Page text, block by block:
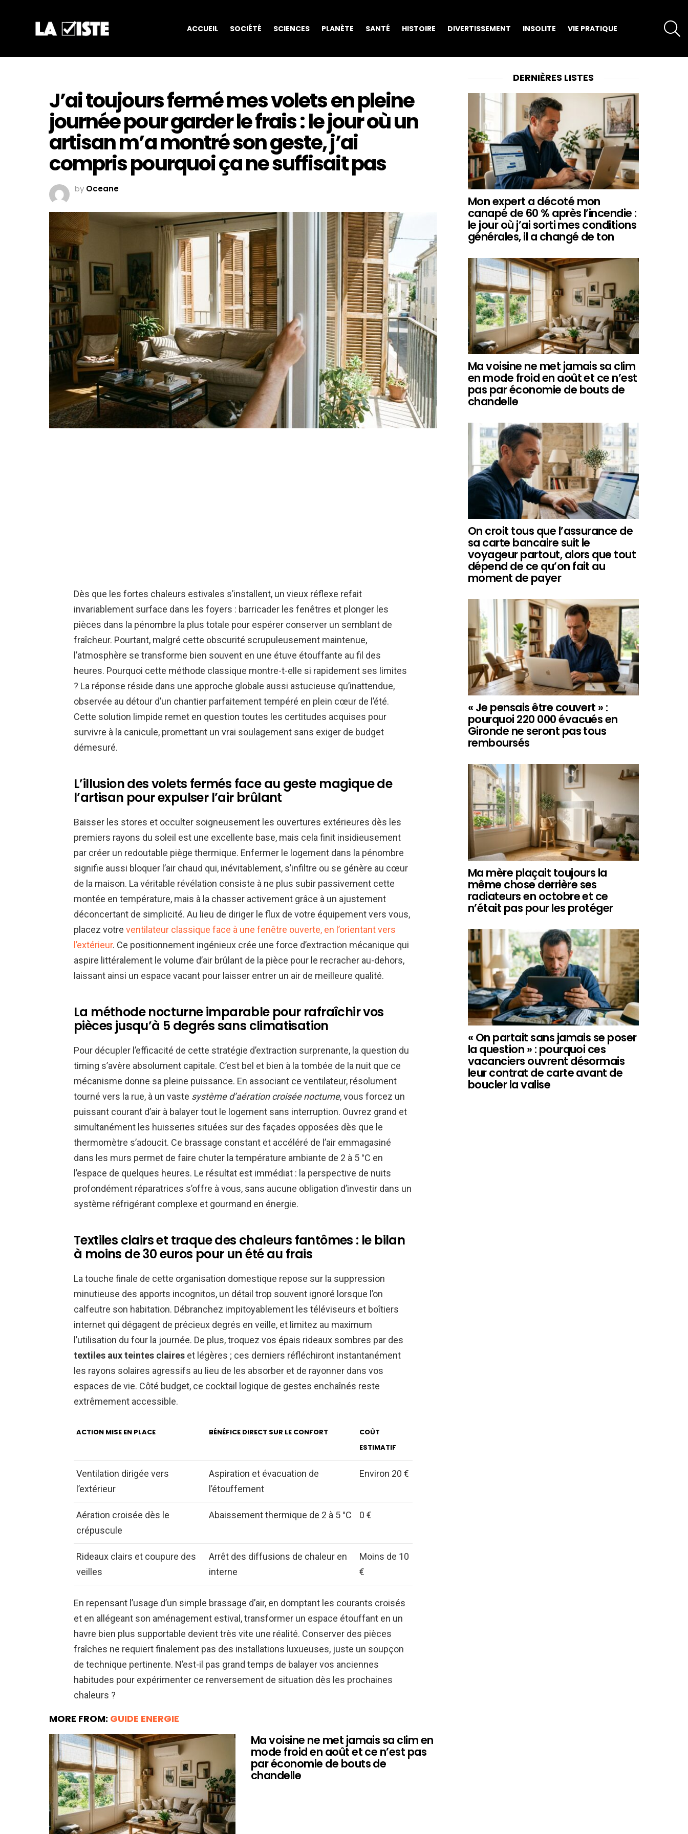
ACCUEIL SOCIÉTÉ SCIENCES PLANÈTE SANTÉ HISTOIRE DIVERTISSEMENT INSOLITE VIE PRATIQUE
J’ai toujours fermé mes volets en pleine
journée pour garder le frais : le jour où un
artisan m’a montré son geste, j’ai
compris pourquoi ça ne suffisait pas
by Oceane
Dès que les fortes chaleurs estivales s’installent, un vieux réflexe refait
invariablement surface dans les foyers : barricader les fenêtres et plonger les
pièces dans la pénombre la plus totale pour espérer conserver un semblant de
fraîcheur. Pourtant, malgré cette obscurité scrupuleusement maintenue,
l’atmosphère se transforme bien souvent en une étuve étouffante au fil des
heures. Pourquoi cette méthode classique montre-t-elle si rapidement ses limites
? La réponse réside dans une approche globale aussi astucieuse qu’inattendue,
observée au détour d’un chantier parfaitement tempéré en plein cœur de l’été.
Cette solution limpide remet en question toutes les certitudes acquises pour
survivre à la canicule, promettant un vrai soulagement sans exiger de budget
démesuré.
L’illusion des volets fermés face au geste magique de
l’artisan pour expulser l’air brûlant
Baisser les stores et occulter soigneusement les ouvertures extérieures dès les
premiers rayons du soleil est une excellente base, mais cela finit insidieusement
par créer un redoutable piège thermique. Enfermer le logement dans la pénombre
signifie aussi bloquer l’air chaud qui, inévitablement, s’infiltre ou se génère au cœur
de la maison. La véritable révélation consiste à ne plus subir passivement cette
montée en température, mais à la chasser activement grâce à un ajustement
déconcertant de simplicité. Au lieu de diriger le flux de votre équipement vers vous,
placez votre ventilateur classique face à une fenêtre ouverte, en l’orientant vers
l’extérieur. Ce positionnement ingénieux crée une force d’extraction mécanique qui
aspire littéralement le volume d’air brûlant de la pièce pour le recracher au-dehors,
laissant ainsi un espace vacant pour laisser entrer un air de meilleure qualité.
La méthode nocturne imparable pour rafraîchir vos
pièces jusqu’à 5 degrés sans climatisation
Pour décupler l’efficacité de cette stratégie d’extraction surprenante, la question du
timing s’avère absolument capitale. C’est bel et bien à la tombée de la nuit que ce
mécanisme donne sa pleine puissance. En associant ce ventilateur, résolument
tourné vers la rue, à un vaste système d’aération croisée nocturne, vous forcez un
puissant courant d’air à balayer tout le logement sans interruption. Ouvrez grand et
simultanément les huisseries situées sur des façades opposées dès que le
thermomètre s’adoucit. Ce brassage constant et accéléré de l’air emmagasiné
dans les murs permet de faire chuter la température ambiante de 2 à 5 °C en
l’espace de quelques heures. Le résultat est immédiat : la perspective de nuits
profondément réparatrices s’offre à vous, sans aucune obligation d’investir dans un
système réfrigérant complexe et gourmand en énergie.
Textiles clairs et traque des chaleurs fantômes : le bilan
à moins de 30 euros pour un été au frais
La touche finale de cette organisation domestique repose sur la suppression
minutieuse des apports incognitos, un détail trop souvent ignoré lorsque l’on
calfeutre son habitation. Débranchez impitoyablement les téléviseurs et boîtiers
internet qui dégagent de précieux degrés en veille, et limitez au maximum
l’utilisation du four la journée. De plus, troquez vos épais rideaux sombres par des
textiles aux teintes claires et légères ; ces derniers réfléchiront instantanément
les rayons solaires agressifs au lieu de les absorber et de rayonner dans vos
espaces de vie. Côté budget, ce cocktail logique de gestes enchaînés reste
extrêmement accessible.
ACTION MISE EN PLACE BÉNÉFICE DIRECT SUR LE CONFORT
COÛT
ESTIMATIF
Ventilation dirigée vers
l’extérieur
Aspiration et évacuation de
l’étouffement
Environ 20 €
Aération croisée dès le
crépuscule
Abaissement thermique de 2 à 5 °C 0 €
Rideaux clairs et coupure des
veilles
Arrêt des diffusions de chaleur en
interne
Moins de 10
€
En repensant l’usage d’un simple brassage d’air, en domptant les courants croisés
et en allégeant son aménagement estival, transformer un espace étouffant en un
havre bien plus supportable devient très vite une réalité. Conserver des pièces
fraîches ne requiert finalement pas des installations luxueuses, juste un soupçon
de technique pertinente. N’est-il pas grand temps de balayer vos anciennes
habitudes pour expérimenter ce renversement de situation dès les prochaines
chaleurs ?
MORE FROM: GUIDE ENERGIE
Ma voisine ne met jamais sa clim en
mode froid en août et ce n’est pas
par économie de bouts de
chandelle
DERNIÈRES LISTES
Mon expert a décoté mon
canapé de 60 % après l’incendie :
le jour où j’ai sorti mes conditions
générales, il a changé de ton
Ma voisine ne met jamais sa clim
en mode froid en août et ce n’est
pas par économie de bouts de
chandelle
On croit tous que l’assurance de
sa carte bancaire suit le
voyageur partout, alors que tout
dépend de ce qu’on fait au
moment de payer
« Je pensais être couvert » :
pourquoi 220 000 évacués en
Gironde ne seront pas tous
remboursés
Ma mère plaçait toujours la
même chose derrière ses
radiateurs en octobre et ce
n’était pas pour les protéger
« On partait sans jamais se poser
la question » : pourquoi ces
vacanciers ouvrent désormais
leur contrat de carte avant de
boucler la valise